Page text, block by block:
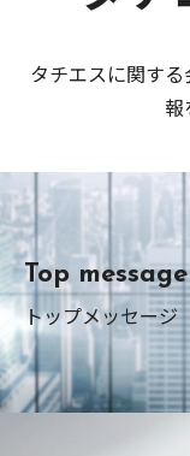
タチエスに関す
報
Top message
トップメッセージ